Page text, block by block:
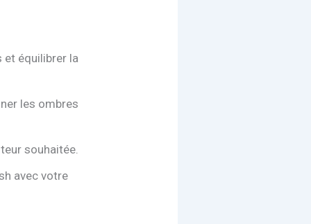
équilibrer la
les ombres
souhaitée.
avec votre